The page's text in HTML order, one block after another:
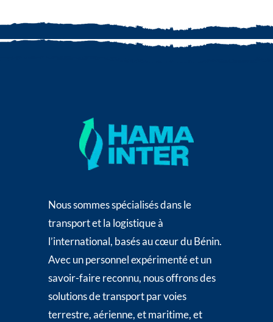
Nous sommes spécialisés dans le
transport et la logistique à
l’international, basés au cœur du Bénin.
Avec un personnel expérimenté et un
savoir-faire reconnu, nous offrons des
solutions de transport par voies
terrestre, aérienne, et maritime, et